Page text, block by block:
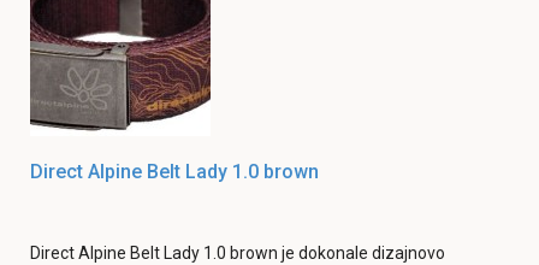
Direct Alpine Belt Lady 1.0 brown
Direct Alpine Belt Lady 1.0 brown je dokonale dizajnovo